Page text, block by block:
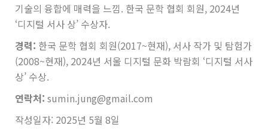
기술의 융합에 매력을 느낌. 한국 문학 협회 회원, 2024년
‘디지털 서사 상’ 수상자.
경력: 한국 문학 협회 회원(2017~현재), 서사 작가 및 탐험가
(2008~현재), 2024년 서울 디지털 문화 박람회 ‘디지털 서사
상’ 수상.
연락처: sumin.jung@gmail.com
작성일자: 2025년 5월 8일